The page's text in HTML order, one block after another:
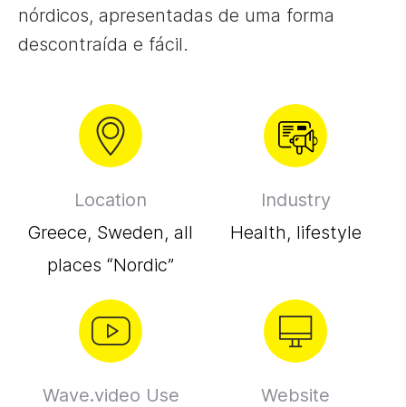
nórdicos, apresentadas de uma forma
descontraída e fácil.
Location
Greece, Sweden, all
places “Nordic”
Industry
Health, lifestyle
Wave.video Use
Website